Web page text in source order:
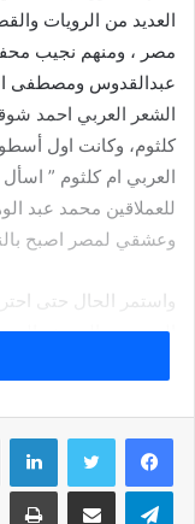
العديد من الرويات
مصر ، ومنهم نجيب
عبدالقدوس ومصطفى
الشعر العربي احمد
كلثوم، وكانت اول
العربي ام كلثوم ”
للعملاقين محمد عبد
وعشقي لمصر اصبح
واستمر الحال حتى
العديد من الصحف
على نشر مقالاتي في
يبقى ان اقول ايها
لتحرير صحيفة العروبة
الدنيا وقدها وحسب
تيلقرام مشاركة عبر البريد